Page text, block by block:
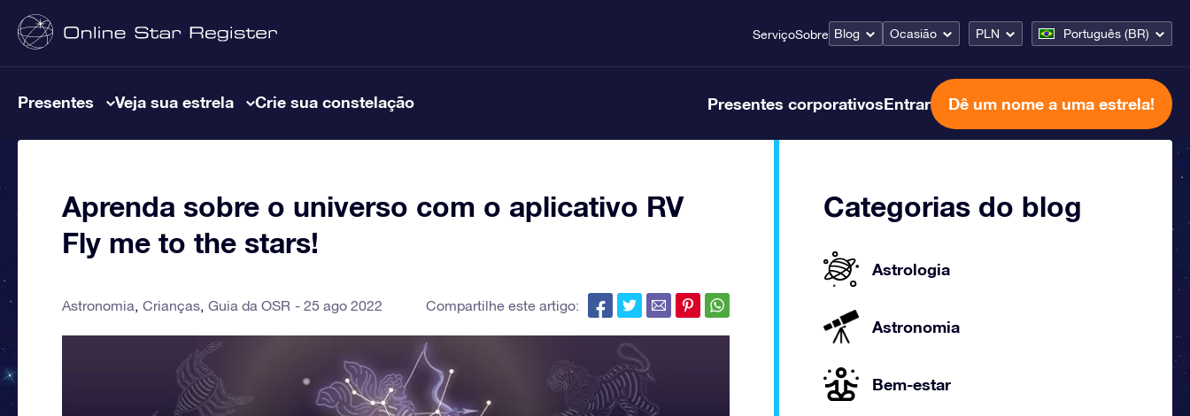
ServiçoSobre Blog Ocasião PLN Português (BR)
Presentes Veja sua estrela Crie sua constelação Presentes corporativosEntrar Dê um nome a uma estrela!
Aprenda sobre o universo com o aplicativo RV
Fly me to the stars!
Astronomia Crianças Guia da OSR 25 ago 2022 Compartilhe este artigo:
Categorias do blog
Astrologia
Astronomia
Bem-estar